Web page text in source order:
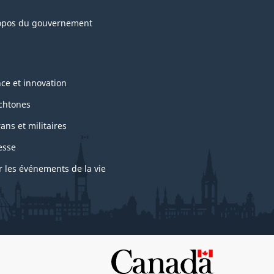
du gouvernement
et innovation
et militaires
les événements de la vie